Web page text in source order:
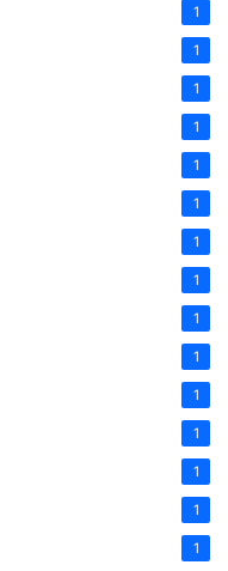
1
1
1
1
1
1
1
1
1
1
1
1
1
1
1